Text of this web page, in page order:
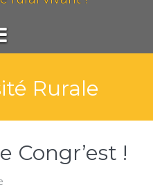
Rurale
Congr’est !